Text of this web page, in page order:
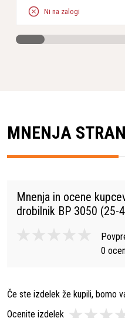
Ni na zalogi
MNENJA
Mnenja in ocene
drobilnik BP 3050 (25-
0
Če ste izdelek že kupili, bomo
Ocenite izdelek